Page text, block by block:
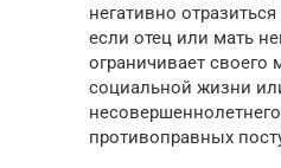
негативно
если отец или мать
ограничивает своего
социальной жизни
противоправных